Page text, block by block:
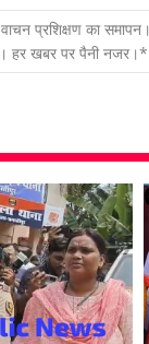
प्रशिक्षण का
हर खबर पर पैनी नजर।*